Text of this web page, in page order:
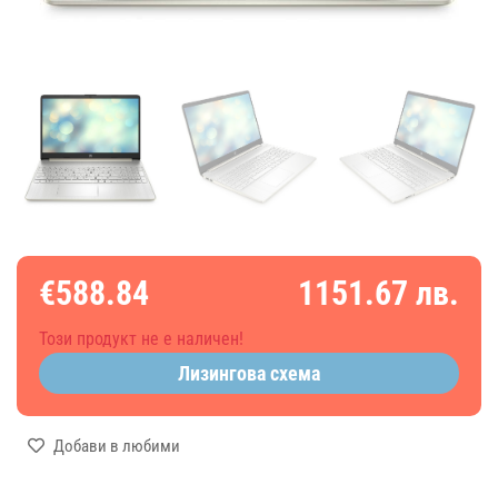
€588.84 1151.67 лв.
Този продукт не е наличен!
Лизингова схема
Добави в любими